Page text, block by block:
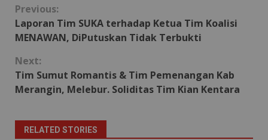
Continue
Reading
Previous:
Laporan Tim SUKA terhadap Ketua Tim Koalisi
MENAWAN, DiPutuskan Tidak Terbukti
Next:
Tim Sumut Romantis & Tim Pemenangan Kab
Merangin, Melebur. Soliditas Tim Kian Kentara
RELATED STORIES